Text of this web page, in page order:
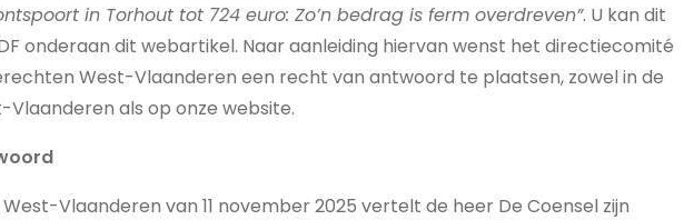
in Torhout tot 724 euro: Zo’n bedrag is ferm overdreven”. U kan dit
onderaan dit webartikel. Naar aanleiding hiervan wenst het directiecomité
West-Vlaanderen een recht van antwoord te plaatsen, zowel in de
Vlaanderen als op onze website.
Vlaanderen van 11 november 2025 vertelt de heer De Coensel zijn